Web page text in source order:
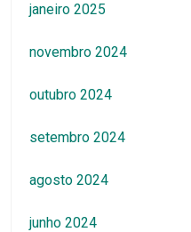
janeiro 2025
novembro 2024
outubro 2024
setembro 2024
agosto 2024
junho 2024